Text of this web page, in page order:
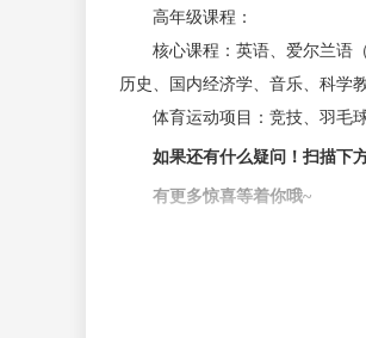
高年级课程：
核心课程：英语、爱尔兰语（
历史、国内经济学、音乐、科学
体育运动项目：竞技、羽毛球
如果还有什么疑问！扫描下
有更多惊喜等着你哦~